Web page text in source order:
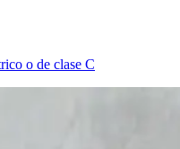
o de clase C